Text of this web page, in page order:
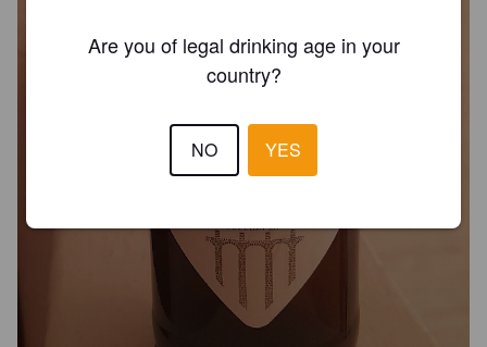
Are you of legal drinking age in your
country?
NO YES